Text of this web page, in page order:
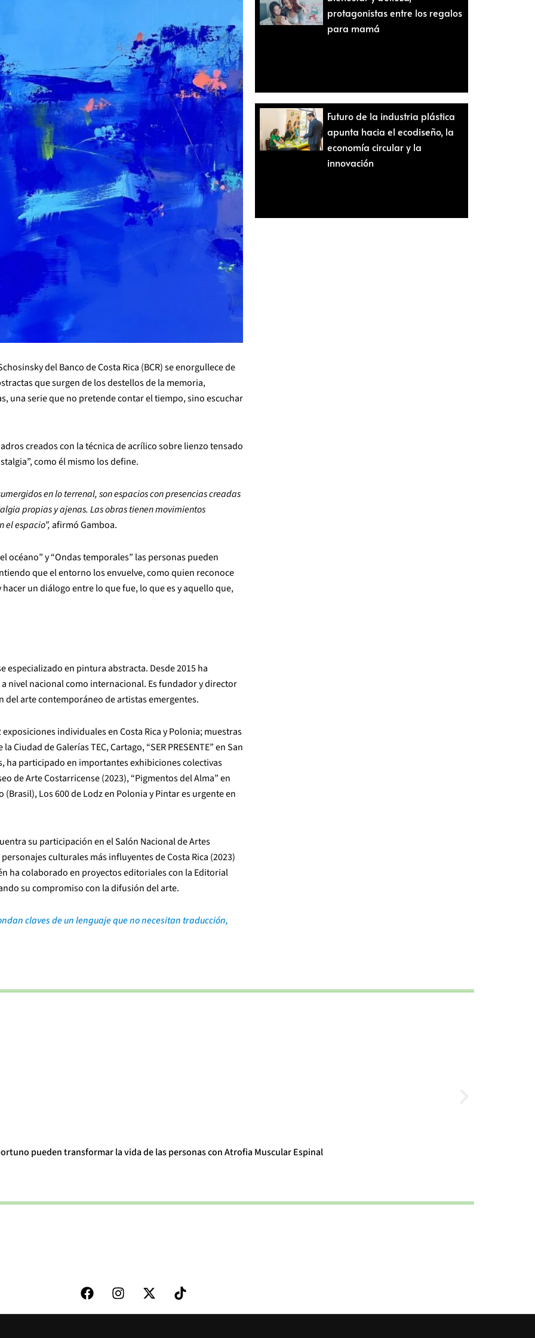
del Banco de Costa Rica (BCR) se enorgullece de
que surgen de los destellos de la memoria,
una serie que no pretende contar el tiempo, sino escuchar
creados con la técnica de acrílico sobre lienzo tensado
como él mismo los define.
en lo terrenal, son espacios con presencias creadas
propias y ajenas. Las obras tienen movimientos
el espacio”,afirmó Gamboa.
océano” y “Ondas temporales” las personas pueden
que el entorno los envuelve, como quien reconoce
un diálogo entre lo que fue, lo que es y aquello que,
especializado en pintura abstracta. Desde 2015 ha
nivel nacional como internacional. Es fundador y director
del arte contemporáneo de artistas emergentes.
individuales en Costa Rica y Polonia; muestras
Ciudad de Galerías TEC, Cartago, “SER PRESENTE” en San
ha participado en importantes exhibiciones colectivas
de Arte Costarricense (2023), “Pigmentos del Alma” en
Los 600 de Lodz en Polonia y Pintar es urgente en
su participación en el Salón Nacional de Artes
culturales más influyentes de Costa Rica (2023)
ha colaborado en proyectos editoriales con la Editorial
su compromiso con la difusión del arte.
claves de un lenguaje que no necesitan traducción,
protagonistas entre los regalos
para mamá
Futuro de la industria plástica
apunta hacia el ecodiseño, la
economía circular y la
innovación
pueden transformar la vida de las personas con Atrofia Muscular Espinal